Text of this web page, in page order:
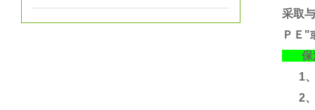
采取
ＰＥ"
保
1、
2、